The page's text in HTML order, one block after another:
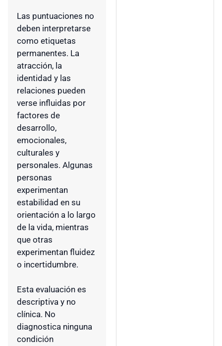
Las puntuaciones no
deben interpretarse
como etiquetas
permanentes. La
atracción, la
identidad y las
relaciones pueden
verse influidas por
factores de
desarrollo,
emocionales,
culturales y
personales. Algunas
personas
experimentan
estabilidad en su
orientación a lo largo
de la vida, mientras
que otras
experimentan fluidez
o incertidumbre.
Esta evaluación es
descriptiva y no
clínica. No
diagnostica ninguna
condición